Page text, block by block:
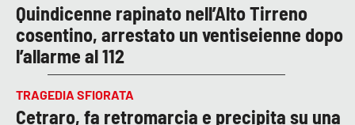
Quindicenne rapinato nell’Alto Tirreno
cosentino, arrestato un ventiseienne dopo
l’allarme al 112
TRAGEDIA SFIORATA
Cetraro, fa retromarcia e precipita su una